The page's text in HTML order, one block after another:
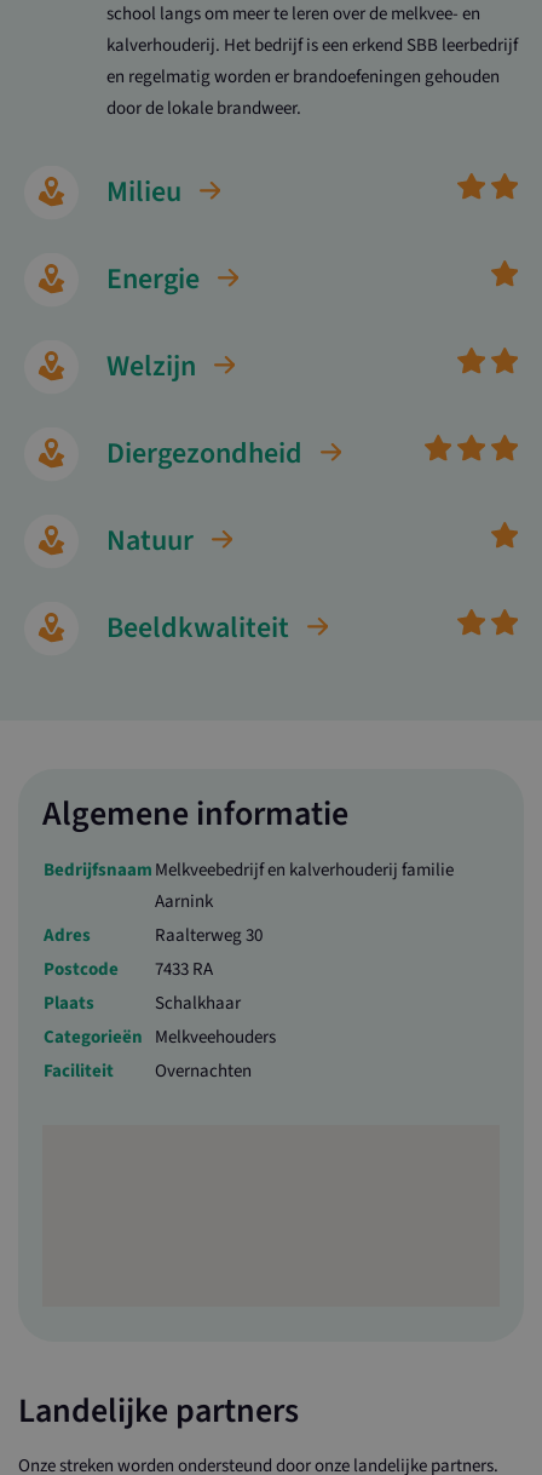
school langs om meer te leren over de melkvee- en
kalverhouderij. Het bedrijf is een erkend SBB leerbedrijf
en regelmatig worden er brandoefeningen gehouden
door de lokale brandweer.
Milieu
Energie
Welzijn
Diergezondheid
Natuur
Beeldkwaliteit
Algemene informatie
BedrijfsnaamMelkveebedrijf en kalverhouderij familie
Aarnink
Adres
Raalterweg 30
Postcode
7433 RA
Plaats
Schalkhaar
Categorieën Melkveehouders
Faciliteit
Overnachten
Landelijke partners
Onze streken worden ondersteund door onze landelijke partners.